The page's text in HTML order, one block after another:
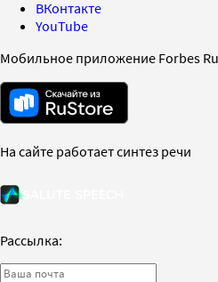
ВКонтакте
YouTube
Мобильное приложение Forbes
На сайте работает синтез речи
Рассылка: